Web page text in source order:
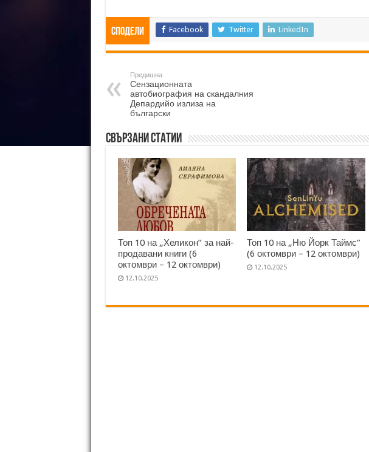
Сподели Facebook Twitter LinkedIn
Предишна
Сензационната
автобиография на скандалния
Депардийо излиза на
български
Свързани статии
Топ 10 на „Хеликон” за най-
продавани книги (6
октомври – 12 октомври)
12.10.2025
Топ 10 на „Ню Йорк Таймс”
(6 октомври – 12 октомври)
12.10.2025